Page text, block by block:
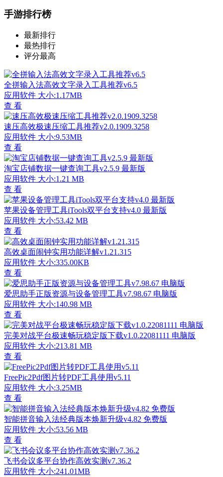
手游排行榜
最新排行
最热排行
评分最高
全拼输入法高效文字录入工具推荐v6.5
应用软件 大小:1.17MB
查 看
速压高效极速压缩工具推荐v2.0.1909.3258
应用软件 大小:9.53MB
查 看
淘宝店铺数据一键查询工具v2.5.9 最新版
应用软件 大小:1.21 MB
查 看
苹果设备管理工具iTools双平台支持v4.0 最新版
应用软件 大小:53.42 MB
查 看
高效桌面闹钟实用功能详解v1.21.315
应用软件 大小:335.00KB
查 看
爱思助手正版资源与设备管理工具v7.98.67 电脑版
应用软件 大小:140.98 MB
查 看
完美对战平台极速畅玩稳定版下载v1.0.22081111 电脑版
应用软件 大小:213.81 MB
查 看
FreePic2Pdf图片转PDF工具使用v5.11
应用软件 大小:3.25MB
查 看
智能拼音输入法经典版本焕新升级v4.82 免费版
应用软件 大小:53.56 MB
查 看
飞书会议多平台协作高效实测v7.36.2
应用软件 大小:241.01MB